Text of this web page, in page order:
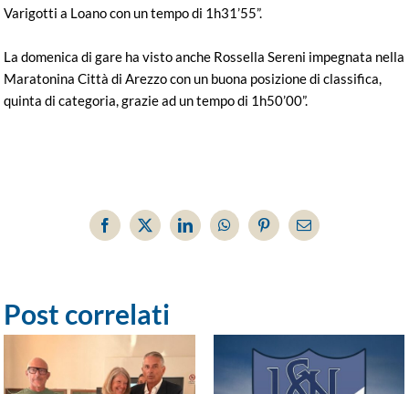
Varigotti a Loano con un tempo di 1h31’55”.
La domenica di gare ha visto anche Rossella Sereni impegnata nella
Maratonina Città di Arezzo con un buona posizione di classifica,
quinta di categoria, grazie ad un tempo di 1h50’00”.
Facebook
X LinkedInWhatsAppPinterestEmail
Post correlati